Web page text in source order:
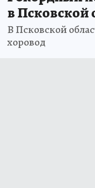
в Псковской
В Псковской
хоровод